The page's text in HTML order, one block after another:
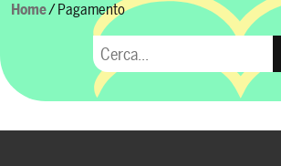
Home/ Pagamento